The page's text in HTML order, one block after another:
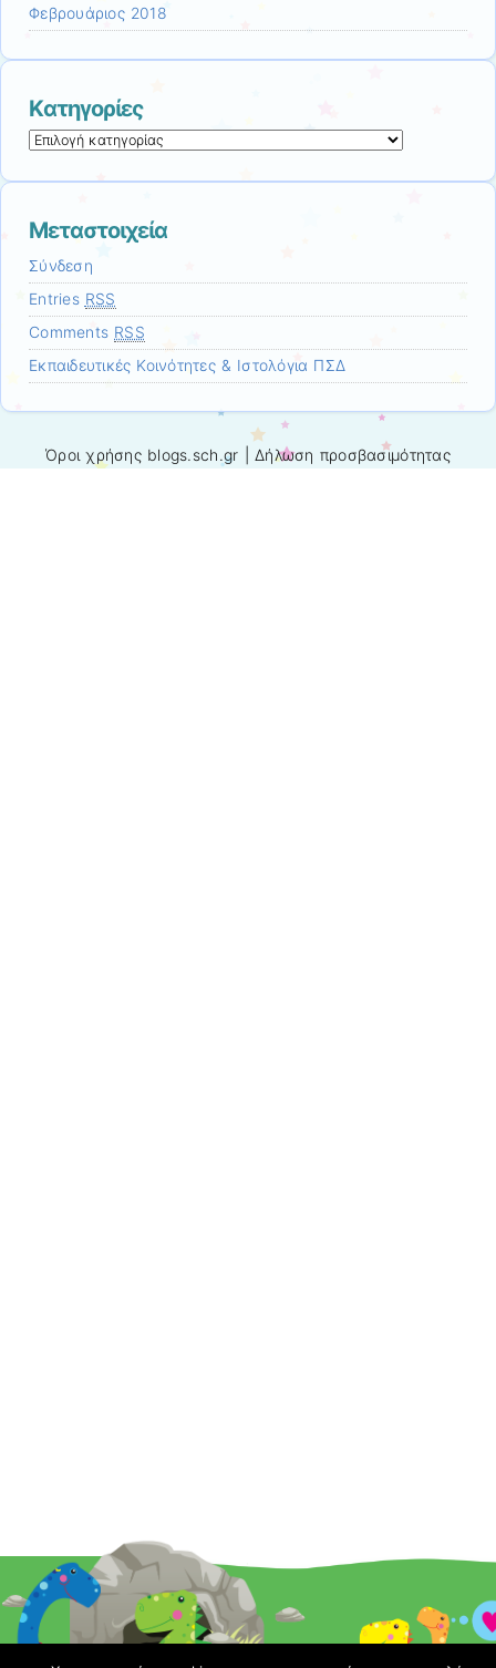
Φεβρουάριος 2018
Kατηγορίες
Kατηγορίες
Μεταστοιχεία
Σύνδεση
Entries RSS
Comments RSS
Εκπαιδευτικές Κοινότητες & Ιστολόγια ΠΣΔ
Όροι χρήσης blogs.sch.gr Δήλωση προσβασιμότητας